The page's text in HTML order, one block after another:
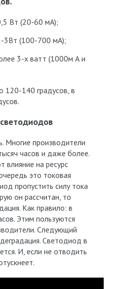
Вт (20-60 мА);
3Вт (100-700 мА);
3-х ватт (1000м А и
120-140 градусов, в
Многие производители
часов и даже более.
влияние на ресурс
это токовая
пропустить силу тока
он рассчитан, то
Как правило: в
Этим пользуются
Следующий
Светодиод в
И, если не отводить